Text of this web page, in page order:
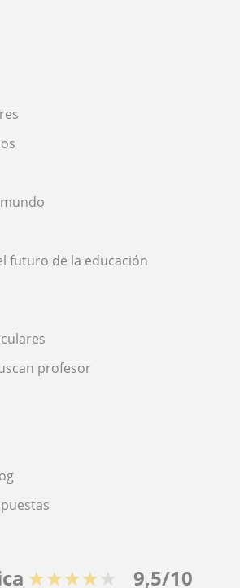
futuro de la educación
profesor
★★★★★ 9,5/10